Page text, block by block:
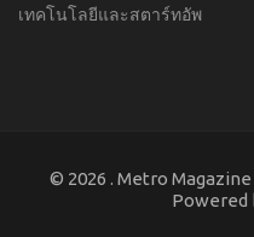
เทคโนโลยีและสตาร์ทอัพ
© 2026 . Metro
Powered